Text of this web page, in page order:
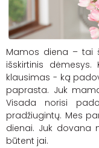
Mamos diena – tai
išskirtinis
klausimas - ką
paprasta. Juk
Visada norisi
pradžiugintų. Mes
dienai. Juk dovana
būtent jai.